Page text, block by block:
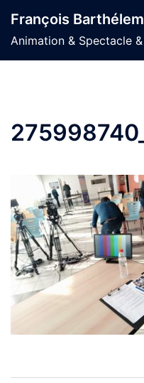
au
contenu
François
Animation & Spectacle